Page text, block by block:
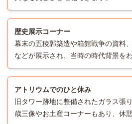
歴史展示コーナー
幕末の五稜郭築造や箱館戦争の資料
などが展示され、当時の時代背景を
アトリウムでのひと休み
旧タワー跡地に整備されたガラス張
歳三像やお土産コーナーもあり、休